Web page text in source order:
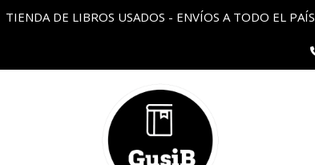
TIENDA DE LIBROS USADOS - ENVÍOS A TODO EL PAÍS